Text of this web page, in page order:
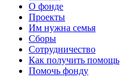
О фонде
Проекты
Им нужна семья
Сборы
Сотрудничество
Как получить помощь
Помочь фонду